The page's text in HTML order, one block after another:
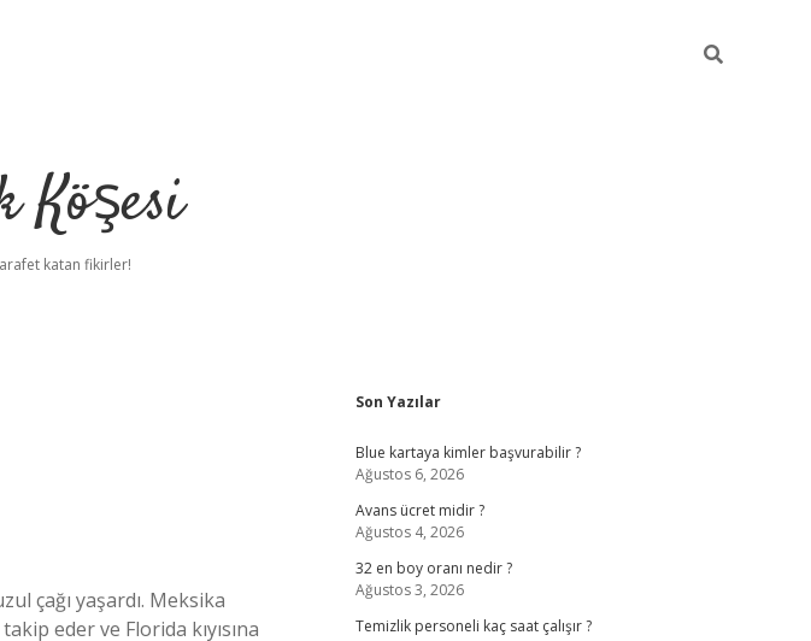
Köşesi
katan fikirler!
çağı yaşardı. Meksika
eder ve Florida kıyısına
Sidebar
Son Yazılar
Blue kartaya kimler başvurabilir ?
Ağustos 6, 2026
Avans ücret midir ?
Ağustos 4, 2026
32 en boy oranı nedir ?
Ağustos 3, 2026
Temizlik personeli kaç saat çalışır ?